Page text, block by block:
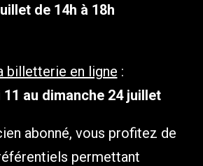
de 14h à 18h
billetterie en ligne :
au dimanche 24 juillet
abonné, vous profitez de
permettant